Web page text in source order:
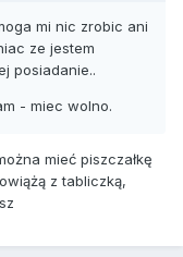
mi nic zrobic ani
ze jestem
posiadanie..
- miec wolno.
mieć piszczałkę
z tabliczką,